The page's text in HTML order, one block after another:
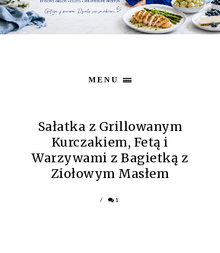
MENU
Sałatka z Grillowanym
Kurczakiem, Fetą i
Warzywami z Bagietką z
Ziołowym Masłem
/ 1